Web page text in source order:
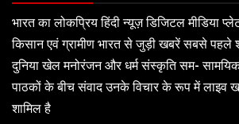
भारत का लोकप्रिय हिंदी न्यूज़ डिजिटल मीडिया
किसान एवं ग्रामीण भारत से जुड़ी खबरें सबसे पहले
दुनिया खेल मनोरंजन और धर्म संस्कृति सम-
पाठकों के बीच संवाद उनके विचार के रूप में लाइव
शामिल है